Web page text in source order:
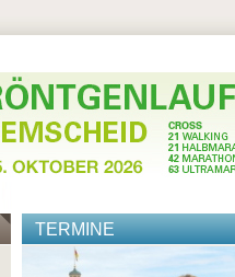
TERMINE